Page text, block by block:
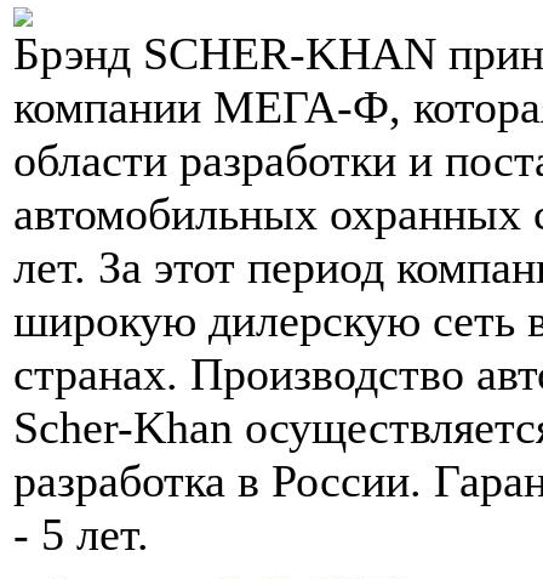
Брэнд SCHER-KHAN
компании МЕГА-Ф,
области разработки и
автомобильных охранных
лет. За этот период
широкую дилерскую сеть
странах. Производство
Scher-Khan
разработка в России.
- 5 лет.